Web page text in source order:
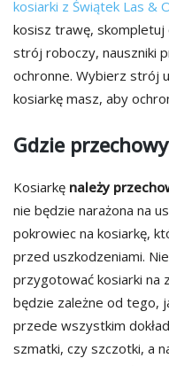
kosiarki z Świątek Las &
kosisz trawę, skompletuj
strój roboczy, nauszniki
ochronne. Wybierz strój
kosiarkę masz, aby
Gdzie
Kosiarkę należy
nie będzie narażona na
pokrowiec na kosiarkę,
przed uszkodzeniami.
przygotować kosiarki na
będzie zależne od tego,
przede wszystkim
szmatki, czy szczotki, a